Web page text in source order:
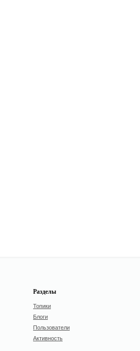
Разделы
Топики
Блоги
Пользователи
Активность